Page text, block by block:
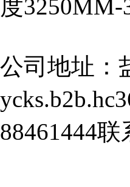
度3250MM-
公司地址：
88461444